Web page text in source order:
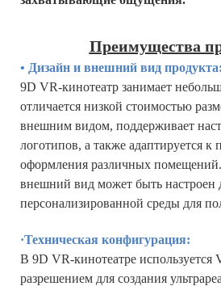
Преимущества
• Дизайн и внешний вид продукта:
9D VR-кинотеатр занимает
отличается низкой стоимостью
внешним видом, поддерживает
логотипов, а также адаптируется к
оформления различных
внешний вид может быть настроен
персонализированной среды для
·Техническая конфигурация:
В 9D VR-кинотеатре
разрешением для создания